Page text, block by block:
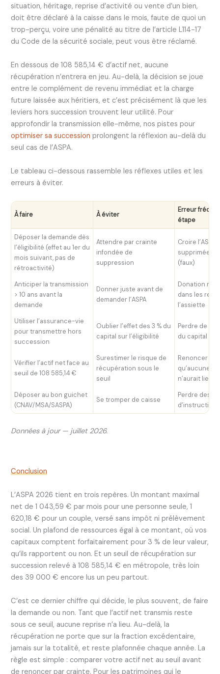
situation, héritage, reprise d’activité ou vente d’un bien,
doit être déclaré à la caisse dans le mois, faute de quoi un
trop-perçu, voire une pénalité au titre de l’article L114-17
du Code de la sécurité sociale, peut vous être réclamé.
En dessous de 108 585,14 € d’actif net, aucune
récupération n’entrera en jeu. Au-delà, la décision se joue
entre le complément de revenu immédiat et la charge
future laissée aux héritiers, et c’est précisément là que les
leviers hors succession trouvent leur utilité. Pour
approfondir la transmission elle-même, nos pistes pour
optimiser sa succession prolongent la réflexion au-delà du
seul cas de l’ASPA.
Le tableau ci-dessous rassemble les réflexes utiles et les
erreurs à éviter.
À faire À éviter
Erreur
étape
Déposer la demande dès
l’éligibilité (effet au 1er du
mois suivant, pas de
rétroactivité)
Attendre par crainte
infondée de
suppression
Croire l’ASPA «
supprimée
(faux)
Anticiper la transmission
> 10 ans avant la
demande
Donner juste avant de
demander l’ASPA
Donation
dans les
l’assiette
Utiliser l’assurance-vie
pour transmettre hors
succession
Oublier l’effet des 3 % du
capital sur l’éligibilité
Perdre de
du capital
Vérifier l’actif net face au
seuil de 108 585,14 €
Surestimer le risque de
récupération sous le
seuil
Renoncer à
qu’aucune
n’aurait lieu
Déposer au bon guichet
(CNAV/MSA/SASPA)
Se tromper de caisse
Perdre des
d’instruction
Données à jour — juillet 2026.
Conclusion
L’ASPA 2026 tient en trois repères. Un montant maximal
net de 1 043,59 € par mois pour une personne seule, 1
620,18 € pour un couple, versé sans impôt ni prélèvement
social. Un plafond de ressources égal à ce montant, où vos
capitaux comptent forfaitairement pour 3 % de leur valeur,
qu’ils rapportent ou non. Et un seuil de récupération sur
succession relevé à 108 585,14 € en métropole, très loin
des 39 000 € encore lus un peu partout.
C’est ce dernier chiffre qui décide, le plus souvent, de faire
la demande ou non. Tant que l’actif net transmis reste
sous ce seuil, aucune reprise n’a lieu. Au-delà, la
récupération ne porte que sur la fraction excédentaire,
jamais sur la totalité, et reste plafonnée chaque année. La
règle est simple : comparer votre actif net au seuil avant
de renoncer par crainte. Pour les patrimoines qui le